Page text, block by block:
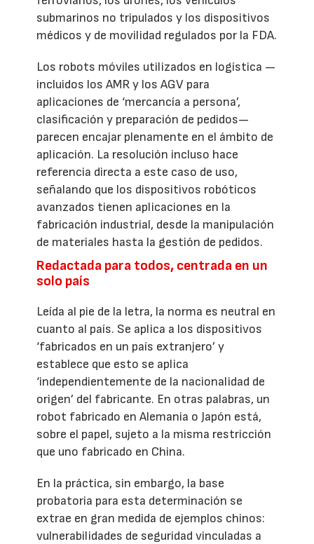
submarinos no tripulados y los dispositivos
médicos y de movilidad regulados por la FDA.
Los robots móviles utilizados en logística —
incluidos los AMR y los AGV para
aplicaciones de ‘mercancía a persona’,
clasificación y preparación de pedidos—
parecen encajar plenamente en el ámbito de
aplicación. La resolución incluso hace
referencia directa a este caso de uso,
señalando que los dispositivos robóticos
avanzados tienen aplicaciones en la
fabricación industrial, desde la manipulación
de materiales hasta la gestión de pedidos.
Redactada para todos, centrada en un
solo país
Leída al pie de la letra, la norma es neutral en
cuanto al país. Se aplica a los dispositivos
‘fabricados en un país extranjero’ y
establece que esto se aplica
‘independientemente de la nacionalidad de
origen’ del fabricante. En otras palabras, un
robot fabricado en Alemania o Japón está,
sobre el papel, sujeto a la misma restricción
que uno fabricado en China.
En la práctica, sin embargo, la base
probatoria para esta determinación se
extrae en gran medida de ejemplos chinos:
vulnerabilidades de seguridad vinculadas a